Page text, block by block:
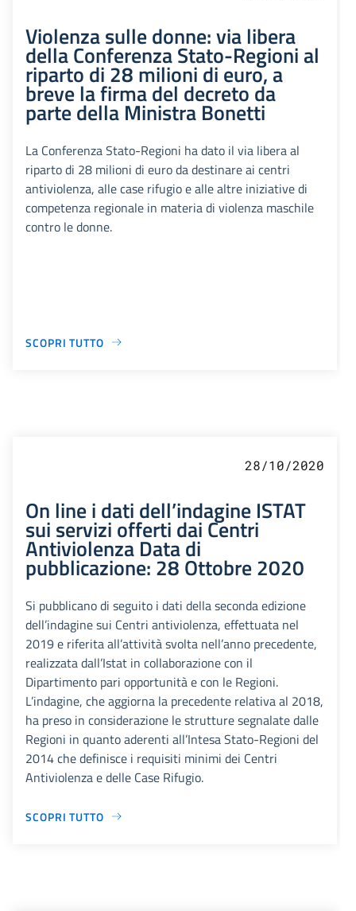
Violenza sulle donne: via libera
della Conferenza Stato-Regioni al
riparto di 28 milioni di euro, a
breve la firma del decreto da
parte della Ministra Bonetti
La Conferenza Stato-Regioni ha dato il via libera al
riparto di 28 milioni di euro da destinare ai centri
antiviolenza, alle case rifugio e alle altre iniziative di
competenza regionale in materia di violenza maschile
contro le donne.
SCOPRI TUTTO
28/10/2020
On line i dati dell’indagine ISTAT
sui servizi offerti dai Centri
Antiviolenza Data di
pubblicazione: 28 Ottobre 2020
Si pubblicano di seguito i dati della seconda edizione
dell’indagine sui Centri antiviolenza, effettuata nel
2019 e riferita all’attività svolta nell’anno precedente,
realizzata dall’Istat in collaborazione con il
Dipartimento pari opportunità e con le Regioni.
L’indagine, che aggiorna la precedente relativa al 2018,
ha preso in considerazione le strutture segnalate dalle
Regioni in quanto aderenti all’Intesa Stato-Regioni del
2014 che definisce i requisiti minimi dei Centri
Antiviolenza e delle Case Rifugio.
SCOPRI TUTTO